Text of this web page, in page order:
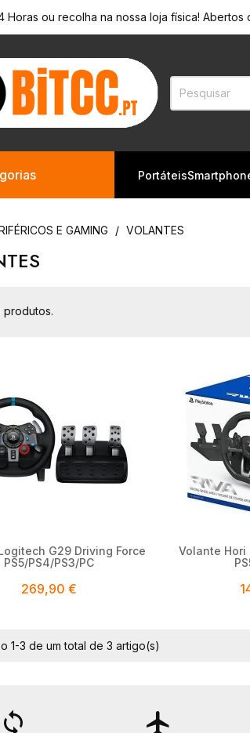
Horas ou recolha na nossa loja física! Abertos
Portáteis
E GAMING VOLANTES
produtos.

G29 Driving Force
PS5/PS4/PS3/PC
269,90 €
Volante Hori
1-3 de um total de 3 artigo(s)
loop flight